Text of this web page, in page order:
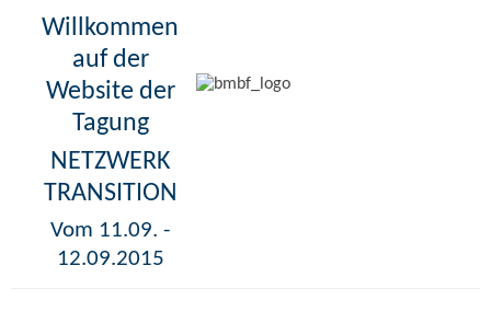
Willkommen
auf der
Website der
Tagung
NETZWERK
TRANSITION
Vom 11.09. -
12.09.2015